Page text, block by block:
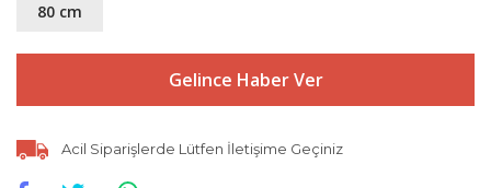
80 cm
Gelince Haber Ver
Acil Siparişlerde Lütfen İletişime Geçiniz